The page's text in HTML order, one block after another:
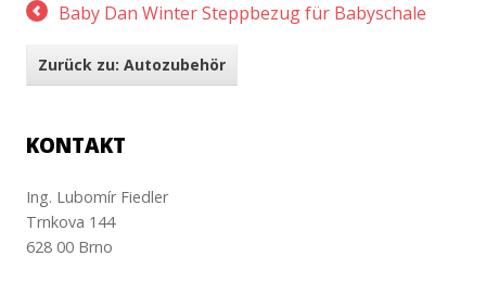
Baby Dan Winter Steppbezug für Babyschale
Zurück zu: Autozubehör
KONTAKT
Ing. Lubomír Fiedler
Trnkova 144
628 00 Brno